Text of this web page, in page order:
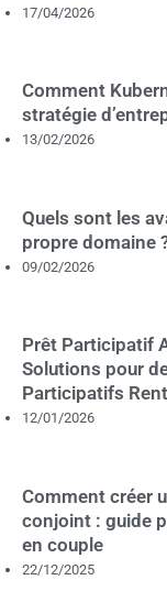
17/04/2026
Comment
stratégie
13/02/2026
Quels sont les
propre domaine
09/02/2026
Prêt Participatif
Solutions pour
Participatifs
12/01/2026
Comment créer
conjoint : guide
en couple
22/12/2025